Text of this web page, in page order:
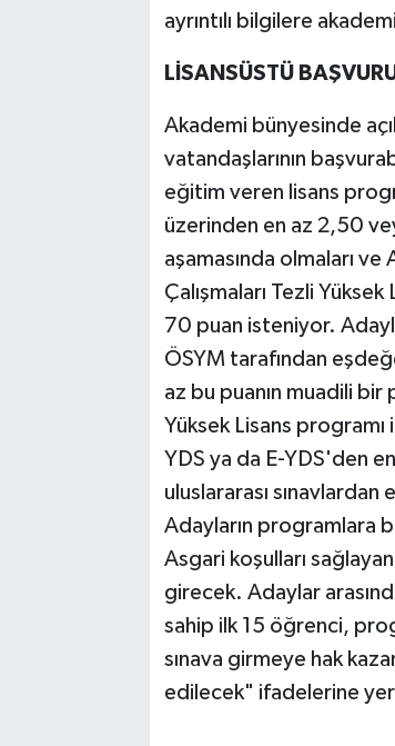
ayrıntılı bilgilere
LİSANSÜSTÜ
Akademi bünyesinde
vatandaşlarının
eğitim veren lisans
üzerinden en az 2,50
aşamasında olmaları
Çalışmaları Tezli
70 puan isteniyor.
ÖSYM tarafından
az bu puanın muadili bir
Yüksek Lisans
YDS ya da E-YDS'den
uluslararası sınavlardan
Adayların programlara
Asgari koşulları sağlayan
girecek. Adaylar
sahip ilk 15 öğrenci,
sınava girmeye hak
edilecek" ifadelerine